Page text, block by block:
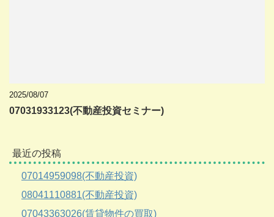
2025/08/07
07031933123(不動産投資セミナー)
最近の投稿
07014959098(不動産投資)
08041110881(不動産投資)
07043363026(賃貸物件の買取)